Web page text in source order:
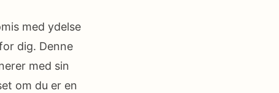
med ydelse
dig. Denne
med sin
om du er en